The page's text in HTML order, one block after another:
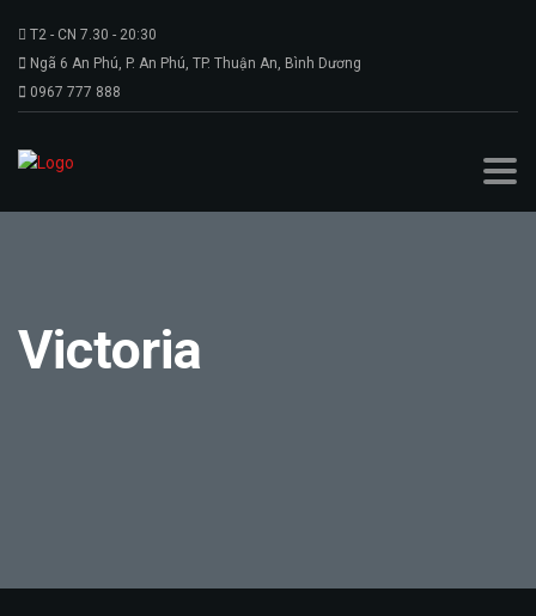
T2 - CN 7.30 - 20:30
Ngã 6 An Phú, P. An Phú, TP. Thuận An, Bình Dương
0967 777 888
Victoria